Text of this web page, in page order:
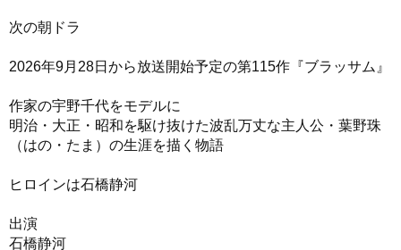
次の朝ドラ
2026年9月28日から放送開始予定の第115作『ブラッサム』
作家の宇野千代をモデルに
明治・大正・昭和を駆け抜けた波乱万丈な主人公・葉野珠
（はの・たま）の生涯を描く物語
ヒロインは石橋静河
出演
石橋静河